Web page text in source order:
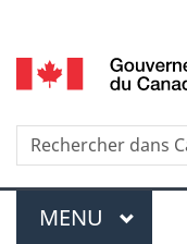
selection
Menu
MENU